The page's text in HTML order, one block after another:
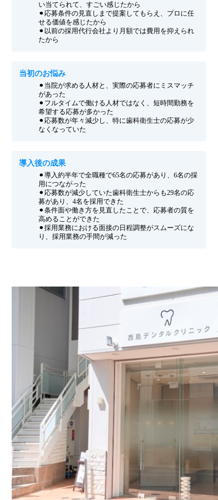
い当てられて、すごい感じたから
⚫︎応募条件の見直しまで提案してもらえ、プロに任
せる価値を感じたから
⚫︎以前の採用代行会社より月額では費用を抑えられ
たから
当初のお悩み
⚫︎当院が求める人材と、実際の応募者にミスマッチ
があった
⚫︎フルタイムで働ける人材ではなく、短時間勤務を
希望する応募が多かった
⚫︎応募数が年々減少し、特に歯科衛生士の応募が少
なくなっていた
導入後の成果
⚫︎導入約半年で全職種で65名の応募があり、6名の採
用につながった
⚫︎応募数が減少していた歯科衛生士からも29名の応
募があり、4名を採用できた
⚫︎条件面や働き方を見直したことで、応募者の質を
高めることができた
⚫︎採用業務における面接の日程調整がスムーズにな
り、採用業務の手間が減った